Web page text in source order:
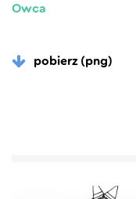
Owca
pobierz (png)